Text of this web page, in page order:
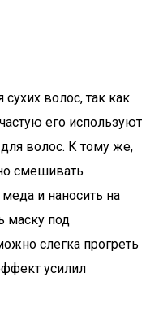
волос, так как
его используют
волос. К тому же,
смешивать
и наносить на
маску под
слегка прогреть
усилил